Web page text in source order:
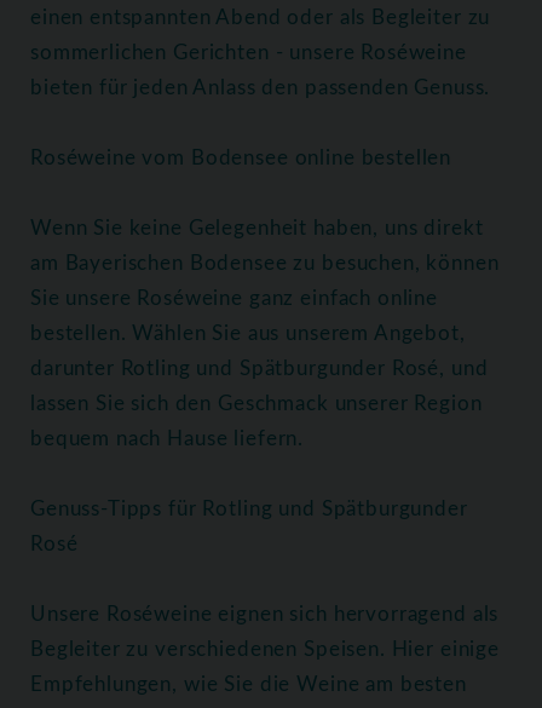
einen entspannten Abend oder als Begleiter zu
sommerlichen Gerichten - unsere Roséweine
bieten für jeden Anlass den passenden Genuss.
Roséweine vom Bodensee online bestellen
Wenn Sie keine Gelegenheit haben, uns direkt
am Bayerischen Bodensee zu besuchen, können
Sie unsere Roséweine ganz einfach online
bestellen. Wählen Sie aus unserem Angebot,
darunter Rotling und Spätburgunder Rosé, und
lassen Sie sich den Geschmack unserer Region
bequem nach Hause liefern.
Genuss-Tipps für Rotling und Spätburgunder
Rosé
Unsere Roséweine eignen sich hervorragend als
Begleiter zu verschiedenen Speisen. Hier einige
Empfehlungen, wie Sie die Weine am besten